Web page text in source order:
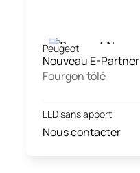
Peugeot
Nouveau E-Partner
Fourgon tôlé
LLD sans apport
Nous contacter